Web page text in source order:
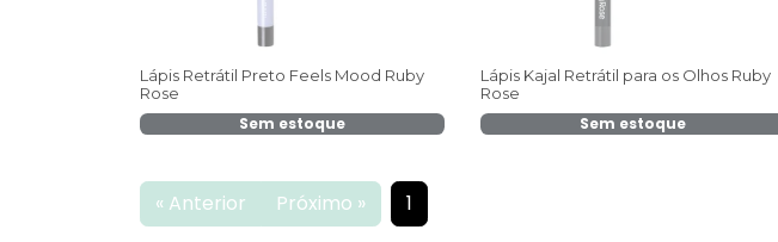
Lápis Retrátil Preto Feels Mood Ruby
Rose
Sem estoque
Lápis Kajal Retrátil para os Olhos Ruby
Rose
Sem estoque
« Anterior Próximo » 1